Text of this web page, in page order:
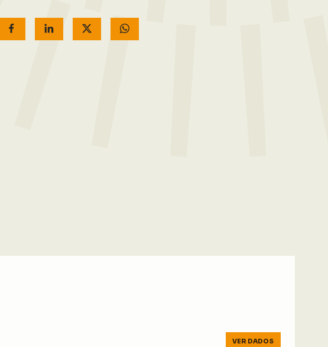
VER DADOS